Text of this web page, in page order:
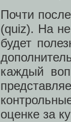
Почти
(quiz). На
будет
каждый
оценке за